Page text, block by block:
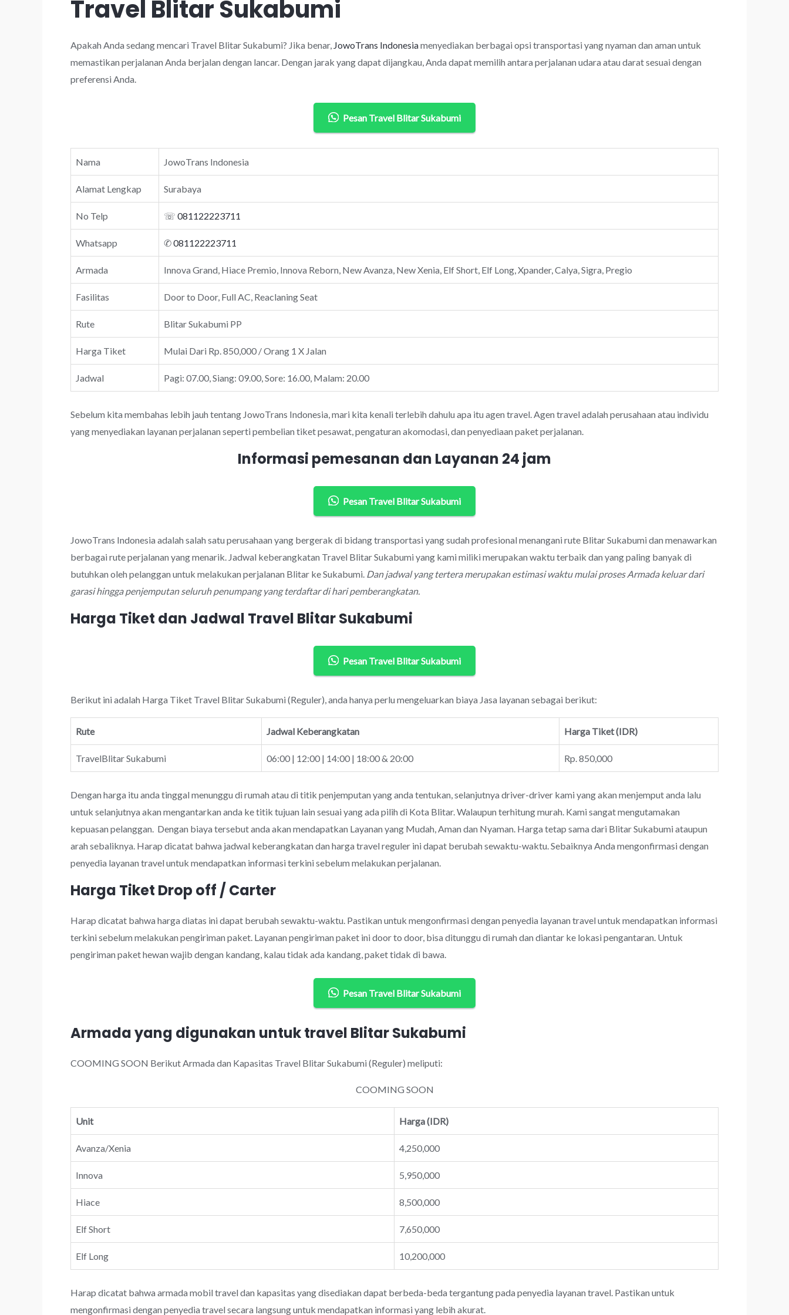
Travel Blitar Sukabumi
Apakah Anda sedang mencari Travel Blitar Sukabumi? Jika benar, JowoTrans Indonesiamenyediakan berbagai opsi transportasi yang nyaman dan aman untuk
memastikan perjalanan Anda berjalan dengan lancar. Dengan jarak yang dapat dijangkau, Anda dapat memilih antara perjalanan udara atau darat sesuai dengan
preferensi Anda.
Pesan Travel Blitar Sukabumi
Nama JowoTrans Indonesia
Alamat Lengkap Surabaya
No Telp ☏ 081122223711
Whatsapp ✆081122223711
Armada Innova Grand, Hiace Premio, Innova Reborn, New Avanza, New Xenia, Elf Short, Elf Long, Xpander, Calya, Sigra, Pregio
Fasilitas Door to Door, Full AC, Reaclaning Seat
Rute Blitar Sukabumi PP
Harga Tiket Mulai Dari Rp. 850,000 / Orang 1 X Jalan
Jadwal Pagi: 07.00, Siang: 09.00, Sore: 16.00, Malam: 20.00
Sebelum kita membahas lebih jauh tentang JowoTrans Indonesia, mari kita kenali terlebih dahulu apa itu agen travel. Agen travel adalah perusahaan atau individu
yang menyediakan layanan perjalanan seperti pembelian tiket pesawat, pengaturan akomodasi, dan penyediaan paket perjalanan.
Informasi pemesanan dan Layanan 24 jam
Pesan Travel Blitar Sukabumi
JowoTrans Indonesia adalah salah satu perusahaan yang bergerak di bidang transportasi yang sudah profesional menangani rute Blitar Sukabumi dan menawarkan
berbagai rute perjalanan yang menarik. Jadwal keberangkatan Travel Blitar Sukabumi yang kami miliki merupakan waktu terbaik dan yang paling banyak di
butuhkan oleh pelanggan untuk melakukan perjalanan Blitar ke Sukabumi. Dan jadwal yang tertera merupakan estimasi waktu mulai proses Armada keluar dari
garasi hingga penjemputan seluruh penumpang yang terdaftar di hari pemberangkatan.
Harga Tiket dan Jadwal Travel Blitar Sukabumi
Pesan Travel Blitar Sukabumi
Berikut ini adalah Harga Tiket Travel Blitar Sukabumi (Reguler), anda hanya perlu mengeluarkan biaya Jasa layanan sebagai berikut:
Rute Jadwal Keberangkatan Harga Tiket (IDR)
TravelBlitar Sukabumi 06:00 | 12:00 | 14:00 | 18:00 & 20:00 Rp. 850,000
Dengan harga itu anda tinggal menunggu di rumah atau di titik penjemputan yang anda tentukan, selanjutnya driver-driver kami yang akan menjemput anda lalu
untuk selanjutnya akan mengantarkan anda ke titik tujuan lain sesuai yang ada pilih di Kota Blitar. Walaupun terhitung murah. Kami sangat mengutamakan
kepuasan pelanggan. Dengan biaya tersebut anda akan mendapatkan Layanan yang Mudah, Aman dan Nyaman. Harga tetap sama dari Blitar Sukabumi ataupun
arah sebaliknya. Harap dicatat bahwa jadwal keberangkatan dan harga travel reguler ini dapat berubah sewaktu-waktu. Sebaiknya Anda mengonfirmasi dengan
penyedia layanan travel untuk mendapatkan informasi terkini sebelum melakukan perjalanan.
Harga Tiket Drop off / Carter
Harap dicatat bahwa harga diatas ini dapat berubah sewaktu-waktu. Pastikan untuk mengonfirmasi dengan penyedia layanan travel untuk mendapatkan informasi
terkini sebelum melakukan pengiriman paket. Layanan pengiriman paket ini door to door, bisa ditunggu di rumah dan diantar ke lokasi pengantaran. Untuk
pengiriman paket hewan wajib dengan kandang, kalau tidak ada kandang, paket tidak di bawa.
Pesan Travel Blitar Sukabumi
Armada yang digunakan untuk travel Blitar Sukabumi
COOMING SOON Berikut Armada dan Kapasitas Travel Blitar Sukabumi (Reguler) meliputi:
COOMING SOON
Unit Harga (IDR)
Avanza/Xenia 4,250,000
Innova 5,950,000
Hiace 8,500,000
Elf Short 7,650,000
Elf Long 10,200,000
Harap dicatat bahwa armada mobil travel dan kapasitas yang disediakan dapat berbeda-beda tergantung pada penyedia layanan travel. Pastikan untuk
mengonfirmasi dengan penyedia travel secara langsung untuk mendapatkan informasi yang lebih akurat.